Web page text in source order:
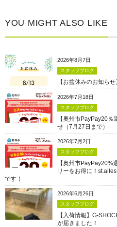
YOU MIGHT ALSO LIKE
2026年8月7日
スタッフブログ
【お盆休みのお知らせ
2026年7月18日
スタッフブログ
【奥州市PayPay20
せ（7月27日まで）
2026年7月2日
スタッフブログ
【奥州市PayPay20%
リーをお得に！
です！
2026年6月26日
スタッフブログ
【入荷情報】G-
が届きました！